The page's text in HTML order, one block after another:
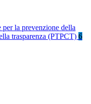
per la prevenzione della
trasparenza (PTPCT) 6